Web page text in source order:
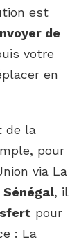
est
de
votre
en
de la
pour
via La
, il
pour
: La